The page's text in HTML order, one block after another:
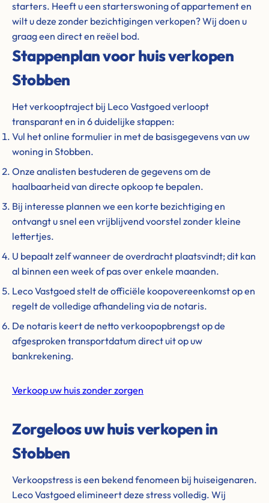
starters. Heeft u een starterswoning of appartement en
wilt u deze zonder bezichtigingen verkopen? Wij doen u
graag een direct en reëel bod.
Stappenplan voor huis verkopen
Stobben
Het verkooptraject bij Leco Vastgoed verloopt
transparant en in 6 duidelijke stappen:
Vul het online formulier in met de basisgegevens van uw
woning in Stobben.
Onze analisten bestuderen de gegevens om de
haalbaarheid van directe opkoop te bepalen.
Bij interesse plannen we een korte bezichtiging en
ontvangt u snel een vrijblijvend voorstel zonder kleine
lettertjes.
U bepaalt zelf wanneer de overdracht plaatsvindt; dit kan
al binnen een week of pas over enkele maanden.
Leco Vastgoed stelt de officiële koopovereenkomst op en
regelt de volledige afhandeling via de notaris.
De notaris keert de netto verkoopopbrengst op de
afgesproken transportdatum direct uit op uw
bankrekening.
Verkoop uw huis zonder zorgen
Zorgeloos uw huis verkopen in
Stobben
Verkoopstress is een bekend fenomeen bij huiseigenaren.
Leco Vastgoed elimineert deze stress volledig. Wij